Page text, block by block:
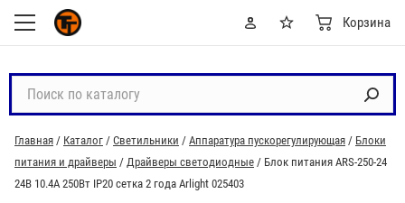
Корзина
с
к
п
Главная / Каталог / Светильники / Аппаратура пускорегулирующая / Блоки
питания и драйверы / Драйверы светодиодные / Блок питания ARS-250-24
24В 10.4А 250Вт IP20 сетка 2 года Arlight 025403